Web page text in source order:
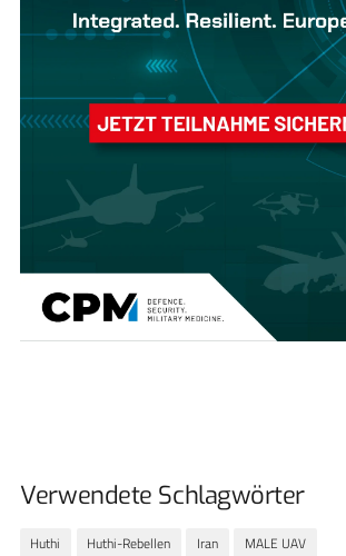
Verwendete Schlagwörter
Huthi Huthi-Rebellen Iran MALE UAV